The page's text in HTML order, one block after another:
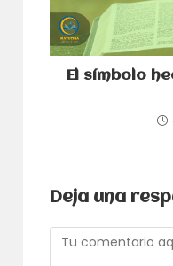
El símbolo
Deja una
Comentario